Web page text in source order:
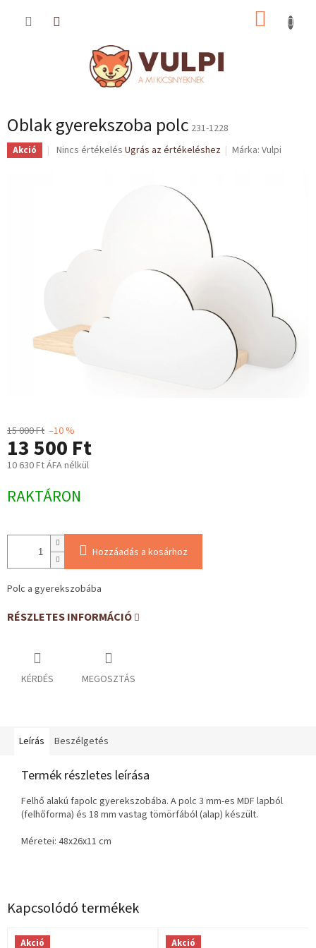
KOSÁR
Oblak gyerekszoba polc 231-1228
Akció
A
Nincs értékelés Ugrás az értékeléshez Márka:Vulpi
15 000 Ft –10 %
13 500 Ft
10 630 Ft ÁFA nélkül
Egységár:
RAKTÁRON
Hozzáadás a kosárhoz
Polc a gyerekszobába
RÉSZLETES INFORMÁCIÓ
KÉRDÉS MEGOSZTÁS
Kapcsolódó termékek
Akció
Akció
Leírás Beszélgetés
Termék részletes leírása
Felhő alakú fapolc gyerekszobába. A polc 3 mm-es MDF lapból
(felhőforma) és 18 mm vastag tömörfából (alap) készült.
Méretei: 48x26x11 cm